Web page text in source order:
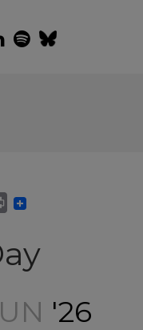
LinkedIn
Spotify
Bluesky
'26